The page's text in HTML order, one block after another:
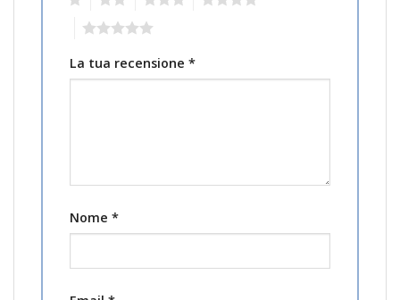
La tua recensione *
Nome *